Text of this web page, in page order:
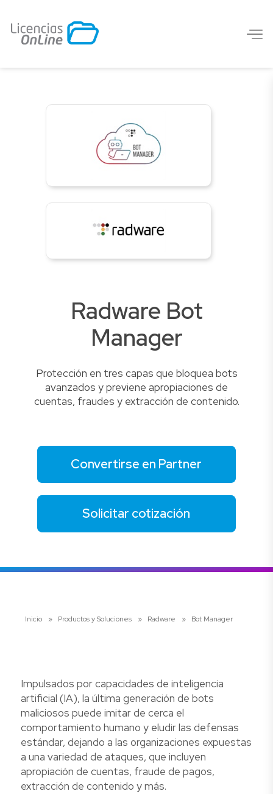
Radware Bot
Manager
Protección en tres capas que bloquea bots
avanzados y previene apropiaciones de
cuentas, fraudes y extracción de contenido.
Convertirse en Partner
Solicitar cotización
Inicio » Productos y Soluciones » Radware » Bot Manager
Impulsados por capacidades de inteligencia
artificial (IA), la última generación de bots
maliciosos puede imitar de cerca el
comportamiento humano y eludir las defensas
estándar, dejando a las organizaciones expuestas
a una variedad de ataques, que incluyen
apropiación de cuentas, fraude de pagos,
extracción de contenido y más.